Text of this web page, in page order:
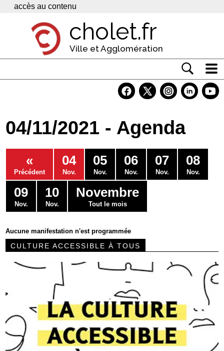
Panneau de gestion des cookies
accès au contenu
cholet.fr
Ville et Agglomération
Economie
Services
Contacts
04/11/2021 - Agenda
«
Précédent
04
Nov.
05
Nov.
06
Nov.
07
Nov.
08
Nov.
09
Nov.
10
Nov.
Novembre
Tout le mois
Aucune manifestation n'est programmée
CULTURE ACCESSIBLE À TOUS